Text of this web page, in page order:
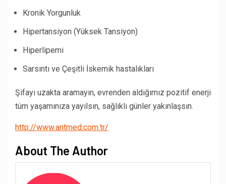
Kronik Yorgunluk
Hipertansiyon (Yüksek Tansiyon)
Hiperlipemi
Sarsıntı ve Çeşitli İskemik hastalıkları
Şifayı uzakta aramayın, evrenden aldığımız pozitif enerji
tüm yaşamınıza yayılsın, sağlıklı günler yakınlaşsın.
http://www.antmed.com.tr/
About The Author